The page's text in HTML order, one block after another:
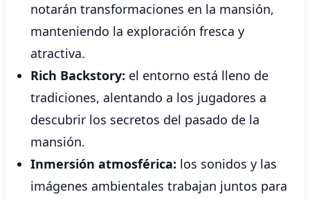
notarán transformaciones en la mansión,
manteniendo la exploración fresca y
atractiva.
Rich Backstory: el entorno está lleno de
tradiciones, alentando a los jugadores a
descubrir los secretos del pasado de la
mansión.
Inmersión atmosférica: los sonidos y las
imágenes ambientales trabajan juntos para